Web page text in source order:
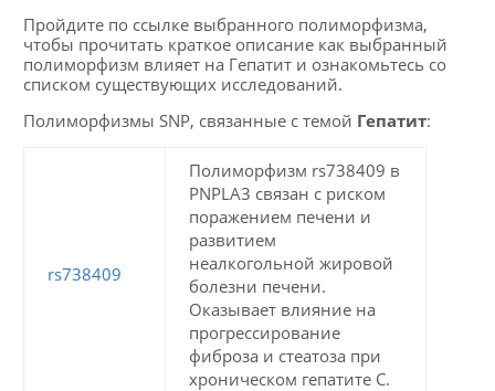
Пройдите по ссылке выбранного полиморфизма,
чтобы прочитать краткое описание как выбранный
полиморфизм влияет на Гепатит и ознакомьтесь со
списком существующих исследований.
Полиморфизмы SNP, связанные с темой Гепатит:
rs738409
Полиморфизм rs738409 в
PNPLA3 связан с риском
поражением печени и
развитием
неалкогольной жировой
болезни печени.
Оказывает влияние на
прогрессирование
фиброза и стеатоза при
хроническом гепатите С.